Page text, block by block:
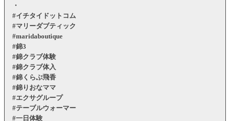
・
#イチタイドットコム
#マリーダブティック
#maridaboutique
#錦3
#錦クラブ体験
#錦クラブ体入
#錦くらぶ飛香
#錦りおなママ
#エクサグループ
#テーブルウォーマー
#一日体験